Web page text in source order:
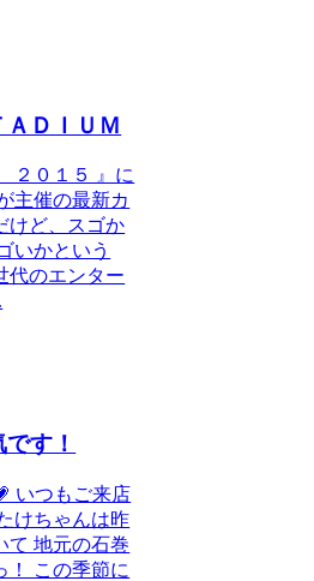
ＤＩＵＭ
０１５ 』に
主催の最新カ
けど、スゴか
いかという
代のエンター
す！
いつもご来店
けちゃんは昨
て 地元の石巻
！ この季節に